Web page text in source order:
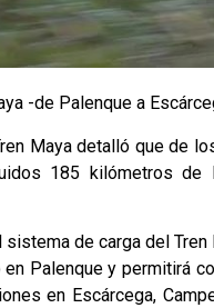
-de Palenque a
Maya detalló que de
185 kilómetros
de carga del Tren
Palenque y permitirá
en Escárcega,